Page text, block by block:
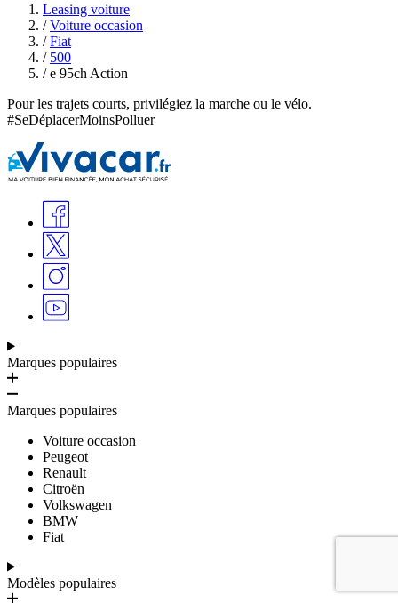
Leasing voiture
/ Voiture occasion
/ Fiat
/ 500
/ e 95ch Action
Pour les trajets courts, privilégiez la marche ou le vélo.
#SeDéplacerMoinsPolluer
Marques populaires
Marques populaires
Voiture occasion
Peugeot
Renault
Citroën
Volkswagen
BMW
Fiat
Modèles populaires